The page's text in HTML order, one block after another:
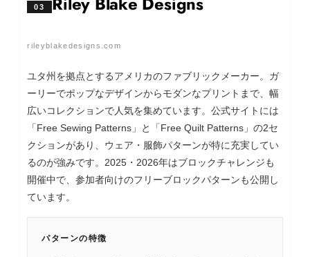
03
rileyblakedesigns.com
ユタ州を拠点とするアメリカのファブリックメーカー。ガ
ーリーでポップなデザインからモダンなプリントまで、幅
広いコレクションで人気を集めています。公式サイトには
「Free Sewing Patterns」と「Free Quilt Patterns」の2セ
クションがあり、ウェア・服飾パターンが特に充実してい
るのが強みです。2025・2026年はブロックチャレンジも
開催中で、参加者向けのフリーブロックパターンも公開し
ています。
パターンの特徴